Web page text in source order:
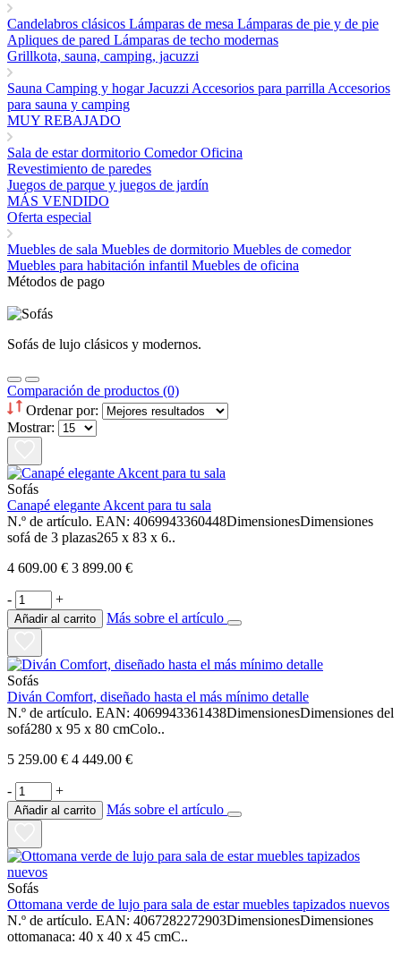
Candelabros clásicos Lámparas de mesa Lámparas de pie y de pie
Apliques de pared Lámparas de techo modernas
Grillkota, sauna, camping, jacuzzi
Sauna Camping y hogarJacuzzi Accesorios para parrilla Accesorios
para sauna y camping
MUY REBAJADO
Sala de estardormitorio ComedorOficina
Revestimiento de paredes
Juegos de parque y juegos de jardín
MÁS VENDIDO
Oferta especial
Muebles de sala Muebles de dormitorio Muebles de comedor
Muebles para habitación infantil Muebles de oficina
Métodos de pago
Sofás de lujo clásicos y modernos.
Comparación de productos (0)
Ordenar por:
Mostrar:
Sofás
Canapé elegante Akcent para tu sala
N.º de artículo. EAN: 4069943360448DimensionesDimensiones
sofá de 3 plazas265 x 83 x 6..
4 609.00 € 3 899.00 €
- +
Añadir al carrito Más sobre el artículo
Sofás
Diván Comfort, diseñado hasta el más mínimo detalle
N.º de artículo. EAN: 4069943361438DimensionesDimensiones del
sofá280 x 95 x 80 cmColo..
5 259.00 € 4 449.00 €
- +
Añadir al carrito Más sobre el artículo
Sofás
Ottomana verde de lujo para sala de estar muebles tapizados nuevos
N.º de artículo. EAN: 4067282272903DimensionesDimensiones
ottomanaca: 40 x 40 x 45 cmC..